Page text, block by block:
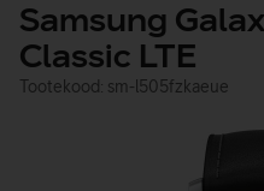
Samsung
Classic LTE
Tootekood: sm-l505fzkaeue